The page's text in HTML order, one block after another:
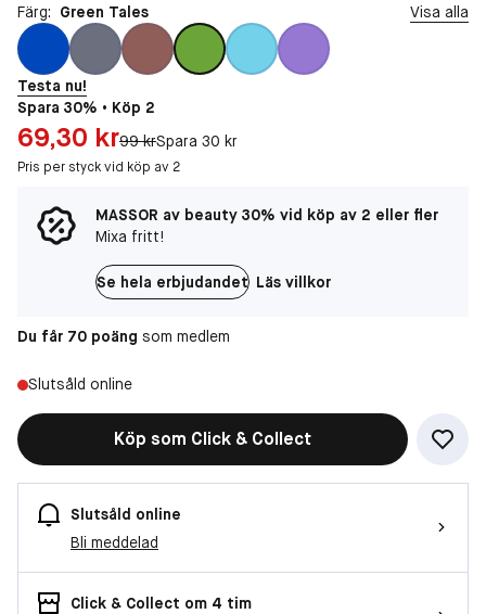
Färg: Green Tales Visa alla
Testa nu!
Spara 30% • Köp 2
Pris: 69,30 kr
69,30 krOriginal pris:
99 krSpara 30 kr
Pris per styck vid köp av 2
MASSOR av beauty 30% vid köp av 2 eller fler
Mixa fritt!
Se hela erbjudandet Läs villkor
Du får 70 poäng som medlem
Slutsåld online
Köp som Click & Collect
Slutsåld online
Bli meddelad
Click & Collect om 4 tim